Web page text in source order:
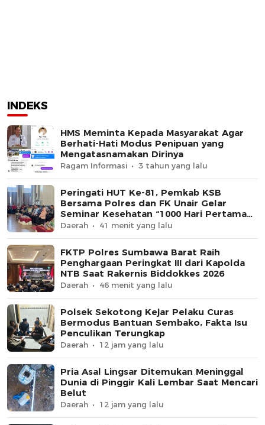
INDEKS
HMS Meminta Kepada Masyarakat Agar
Berhati-Hati Modus Penipuan yang
Mengatasnamakan Dirinya
Ragam Informasi 3 tahun yang lalu
Peringati HUT Ke-81, Pemkab KSB
Bersama Polres dan FK Unair Gelar
Seminar Kesehatan “1000 Hari Pertama
Kehidupan”
Daerah 41 menit yang lalu
FKTP Polres Sumbawa Barat Raih
Penghargaan Peringkat III dari Kapolda
NTB Saat Rakernis Biddokkes 2026
Daerah 46 menit yang lalu
Polsek Sekotong Kejar Pelaku Curas
Bermodus Bantuan Sembako, Fakta Isu
Penculikan Terungkap
Daerah 12 jam yang lalu
Pria Asal Lingsar Ditemukan Meninggal
Dunia di Pinggir Kali Lembar Saat Mencari
Belut
Daerah 12 jam yang lalu